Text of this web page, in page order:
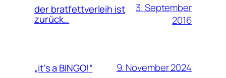
der bratfettverleih ist
zurück…
3. September
2016
„it‘s a BINGO!“ 9. November 2024